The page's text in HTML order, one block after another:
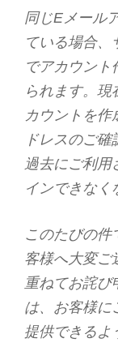
同じEメール
ている場合、
でアカウント
られます。現
カウントを作
ドレスのご確
過去にご利用
インできなく
このたびの件
客様へ大変ご
重ねてお詫び
は、お客様に
提供できるよ